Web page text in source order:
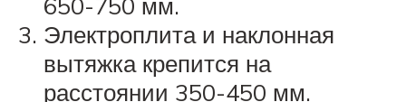
Электроплита и наклонная
вытяжка крепится на
расстоянии 350-450 мм.